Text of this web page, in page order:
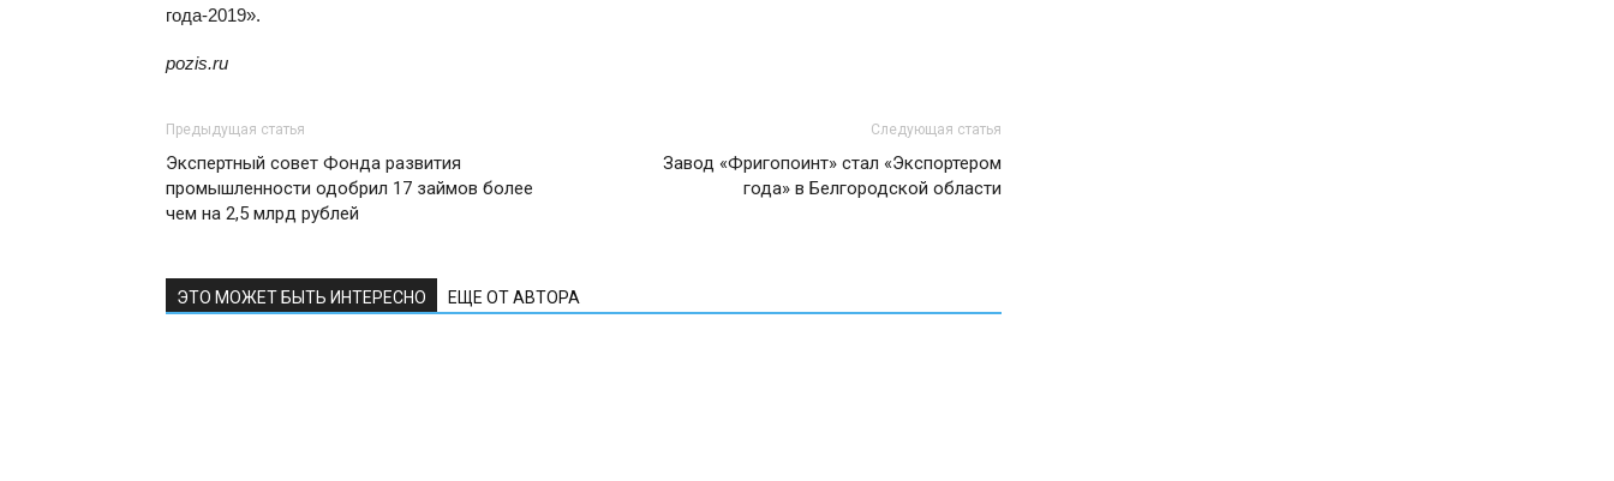
года-2019».
pozis.ru
Предыдущая статья
Экспертный совет Фонда развития
промышленности одобрил 17 займов более
чем на 2,5 млрд рублей
Следующая статья
Завод «Фригопоинт» стал «Экспортером
года» в Белгородской области
ЭТО МОЖЕТ БЫТЬ ИНТЕРЕСНО ЕЩЕ ОТ АВТОРА